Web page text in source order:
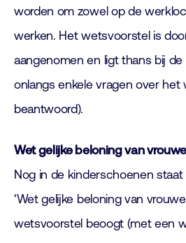
worden om zowel op de
werken. Het wetsvoorstel is
aangenomen en ligt thans bij
onlangs enkele vragen over het
beantwoord).
Wet gelijke beloning van
Nog in de kinderschoenen
‘Wet gelijke beloning van
wetsvoorstel beoogt (met een